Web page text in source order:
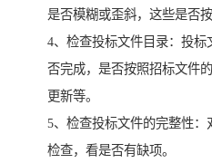
是否模糊或歪斜，这些是否
4、检查投标文件目录：投
否完成，是否按照招标文件
更新等。
5、检查投标文件的完整性
检查，看是否有缺项。